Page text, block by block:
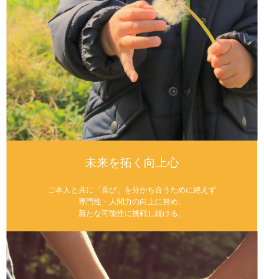
未来を拓く向上心
ご本人と共に「喜び」を分かち合うために絶えず
専門性・人間力の向上に努め、
新たな可能性に挑戦し続ける。